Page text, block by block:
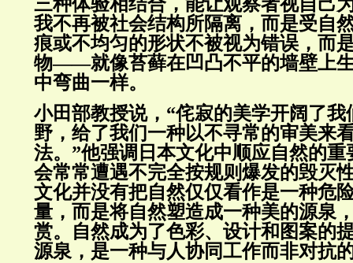
三种体验相结合，能让观察者视自己
我不再被社会结构所隔离，而是受自
痕或不均匀的形状不被视为错误，而
物——就像苔藓在凹凸不平的墙壁上
中弯曲一样。
小田部教授说，“侘寂的美学开阔了
野，给了我们一种以不寻常的审美来
法。”他强调日本文化中顺应自然的
会常常遭遇不完全按规则爆发的毁灭
文化并没有把自然仅仅看作是一种危
量，而是将自然塑造成一种美的源泉
赏。自然成为了色彩、设计和图案的
源泉，是一种与人协同工作而非对抗